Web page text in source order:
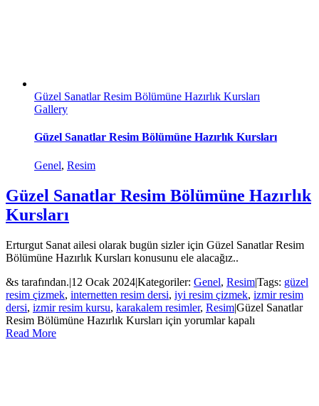
Güzel Sanatlar Resim Bölümüne Hazırlık Kursları
Gallery
Güzel Sanatlar Resim Bölümüne Hazırlık Kursları
Genel, Resim
Güzel Sanatlar Resim Bölümüne Hazırlık
Kursları
Erturgut Sanat ailesi olarak bugün sizler için Güzel Sanatlar Resim
Bölümüne Hazırlık Kursları konusunu ele alacağız..
&s tarafından.|12 Ocak 2024|Kategoriler: Genel, Resim|Tags: güzel
resim çizmek, internetten resim dersi, iyi resim çizmek, izmir resim
dersi, izmir resim kursu, karakalem resimler, Resim|Güzel Sanatlar
Resim Bölümüne Hazırlık Kursları için yorumlar kapalı
Read More